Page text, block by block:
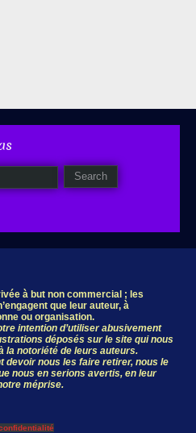
à but non commercial ; les
que leur auteur, à
ou organisation.
intention d’utiliser abusivement
déposés sur le site qui nous
notoriété de leurs auteurs.
devoir nous les faire retirer, nous le
nous en serions avertis, en leur
méprise.